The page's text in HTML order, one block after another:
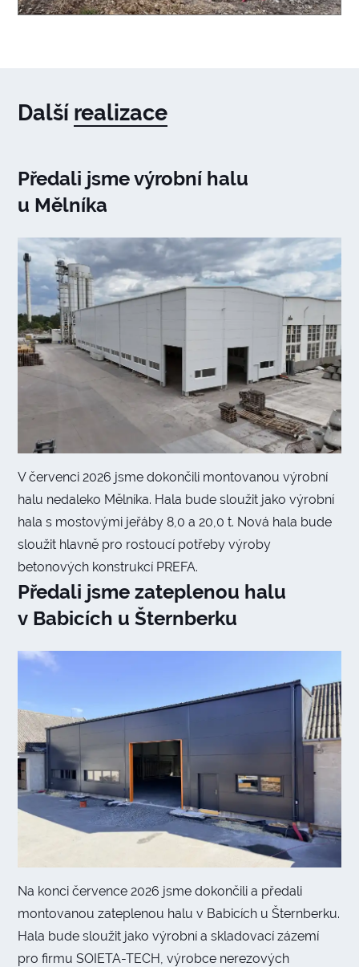
Další realizace
Předali jsme výrobní halu
u Mělníka
V červenci 2026 jsme dokončili montovanou výrobní
halu nedaleko Mělníka. Hala bude sloužit jako výrobní
hala s mostovými jeřáby 8,0 a 20,0 t. Nová hala bude
sloužit hlavně pro rostoucí potřeby výroby
betonových konstrukcí PREFA.
Předali jsme zateplenou halu
v Babicích u Šternberku
Na konci července 2026 jsme dokončili a předali
montovanou zateplenou halu v Babicích u Šternberku.
Hala bude sloužit jako výrobní a skladovací zázemí
pro firmu SOIETA-TECH, výrobce nerezových